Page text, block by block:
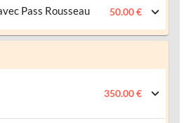
Pass Rousseau 50.00 €
350.00 €